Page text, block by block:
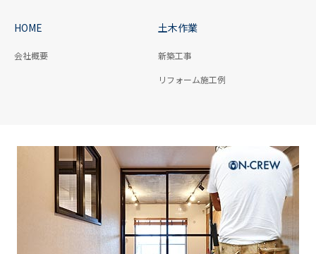
HOME
会社概要
土木作業
新築工事
リフォーム施工例